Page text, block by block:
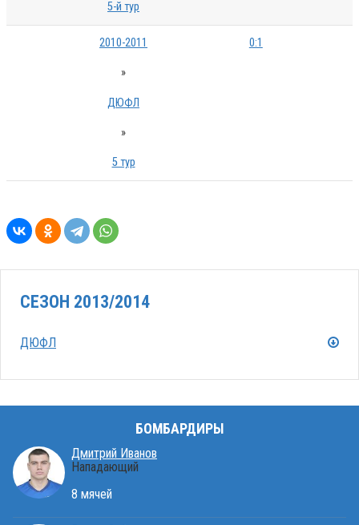
5-й тур
2010-2011
»
ДЮФЛ
»
5 тур
0:1
СЕЗОН 2013/2014
ДЮФЛ
БОМБАРДИРЫ
Дмитрий Иванов
Нападающий
8 мячей